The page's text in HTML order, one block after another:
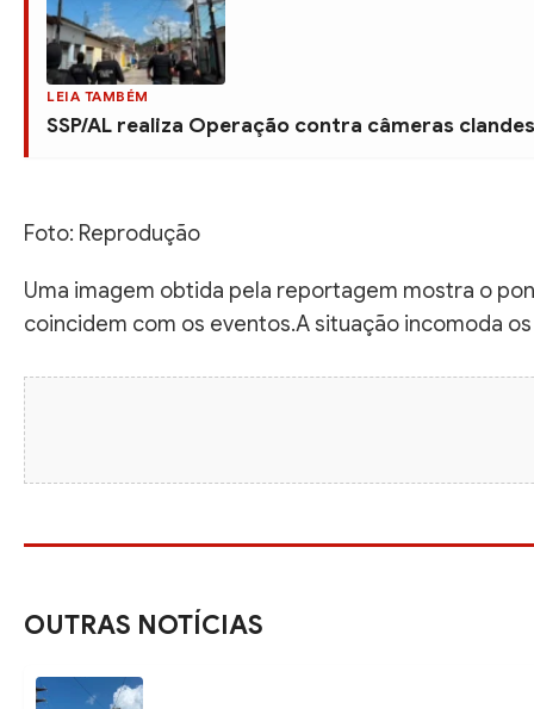
LEIA TAMBÉM
SSP/AL realiza Operação contra câmeras
Foto: Reprodução
Uma imagem obtida pela reportagem mostra o
coincidem com os eventos.A situação incomoda
OUTRAS NOTÍCIAS